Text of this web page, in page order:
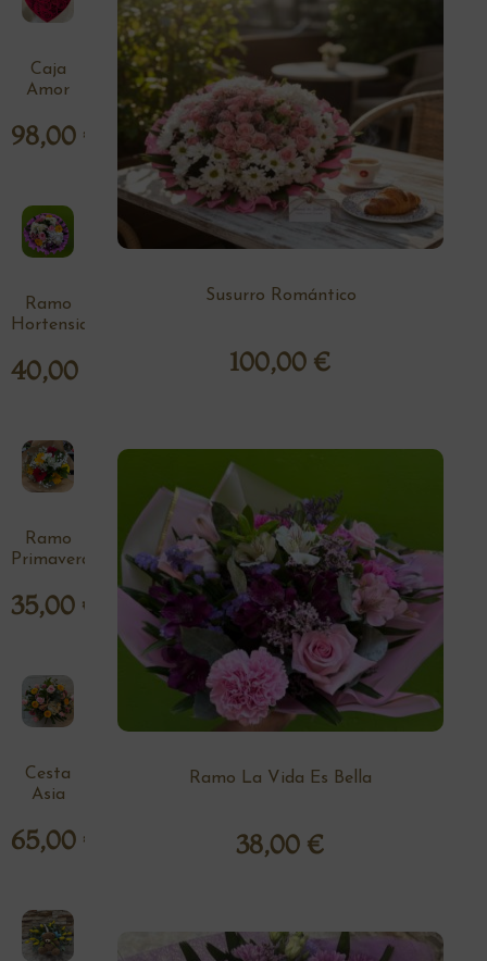
Susurro Romántico
100,00 €
Caja
Amor
98,00 €
Ramo La Vida Es Bella
38,00 €
Ramo
Hortensia
40,00
Ramo
Primavera
35,00 €
Cesta
Asia
65,00 €